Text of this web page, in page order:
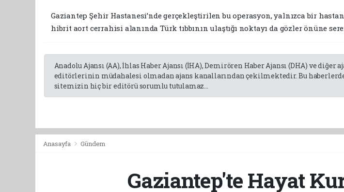
Gaziantep Şehir Hastanesi’nde gerçekleştirilen bu operasyon, yalnızca bir
hibrit aort cerrahisi alanında Türk tıbbının ulaştığı noktayı da gözler önüne
Anadolu Ajansı (AA), İhlas Haber Ajansı (İHA), Demirören Haber Ajansı (DHA) ve
editörlerinin müdahalesi olmadan ajans kanallarından çekilmektedir. Bu
sitemizin hiç bir editörü sorumlu tutulamaz...
Anasayfa Gündem
Gaziantep'te Hayat